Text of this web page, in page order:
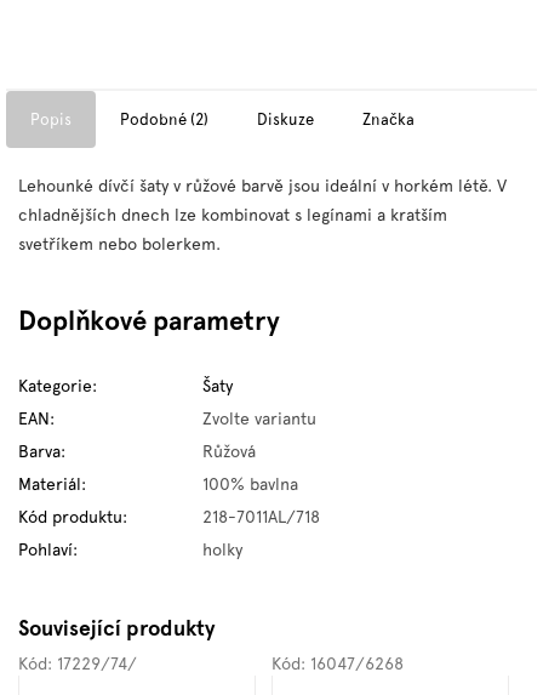
Popis Podobné (2) Diskuze Značka
Lehounké dívčí šaty v růžové barvě jsou ideální v horkém létě. V
chladnějších dnech lze kombinovat s legínami a kratším
svetříkem nebo bolerkem.
Doplňkové parametry
Kategorie:
Šaty
EAN:
Zvolte variantu
Barva:
Růžová
Materiál:
100% bavlna
Kód produktu:
218-7011AL/718
Pohlaví: holky
Související produkty
Kód: 17229/74/ Kód: 16047/6268